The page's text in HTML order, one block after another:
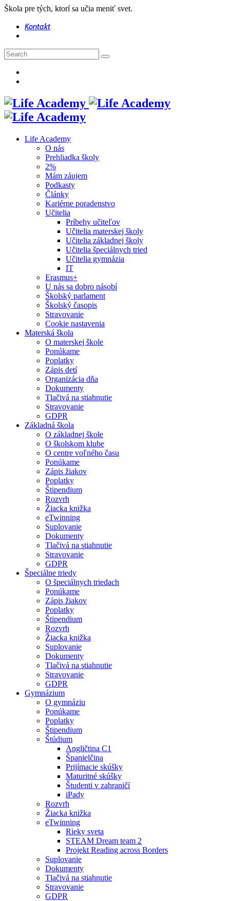
Škola pre tých, ktorí sa učia meniť svet.
Kontakt
Life Academy
O nás
Prehliadka školy
2%
Mám záujem
Podkasty
Články
Kariérne poradenstvo
Učitelia
Príbehy učiteľov
Učitelia materskej školy
Učitelia základnej školy
Učitelia špeciálnych tried
Učitelia gymnázia
IT
Erasmus+
U nás sa dobro násobí
Školský parlament
Školský časopis
Stravovanie
Cookie nastavenia
Materská škola
O materskej škole
Ponúkame
Poplatky
Zápis detí
Organizácia dňa
Dokumenty
Tlačivá na stiahnutie
Stravovanie
GDPR
Základná škola
O základnej škole
O školskom klube
O centre voľného času
Ponúkame
Zápis žiakov
Poplatky
Štipendium
Rozvrh
Žiacka knižka
eTwinning
Suplovanie
Dokumenty
Tlačivá na stiahnutie
Stravovanie
GDPR
Špeciálne triedy
O špeciálnych triedach
Ponúkame
Zápis žiakov
Poplatky
Štipendium
Rozvrh
Žiacka knižka
Suplovanie
Dokumenty
Tlačivá na stiahnutie
Stravovanie
GDPR
Gymnázium
O gymnáziu
Ponúkame
Poplatky
Štipendium
Štúdium
Angličtina C1
Španielčina
Prijímacie skúšky
Maturitné skúšky
Študenti v zahraničí
iPady
Rozvrh
Žiacka knižka
eTwinning
Rieky sveta
STEAM Dream team 2
Projekt Reading across Borders
Suplovanie
Dokumenty
Tlačivá na stiahnutie
Stravovanie
GDPR